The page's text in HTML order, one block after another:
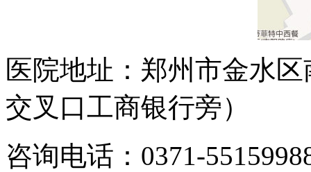
医院地址：郑州市金水
交叉口工商银行旁）
咨询电话：0371-